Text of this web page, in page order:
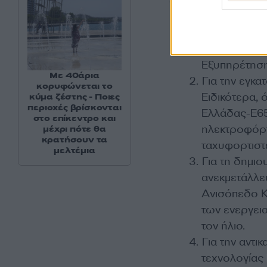
Για τον 1ο
Για την
Ελλάδας-
Για τη
Ανισόπεδο
των
τον ήλιο.
Για την
τεχνολογίας
Με 40άρια
κορυφώνεται το
κύμα ζέστης - Ποιες
περιοχές βρίσκονται
στο επίκεντρο και
μέχρι πότε θα
κρατήσουν τα
μελτέμια